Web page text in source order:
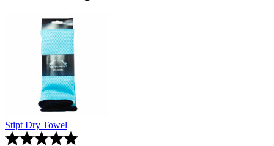
Stipt Dry Towel